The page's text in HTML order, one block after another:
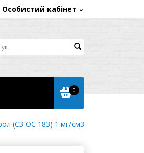
Особистий кабінет
0
(СЗ ОС 183) 1 мг/см3